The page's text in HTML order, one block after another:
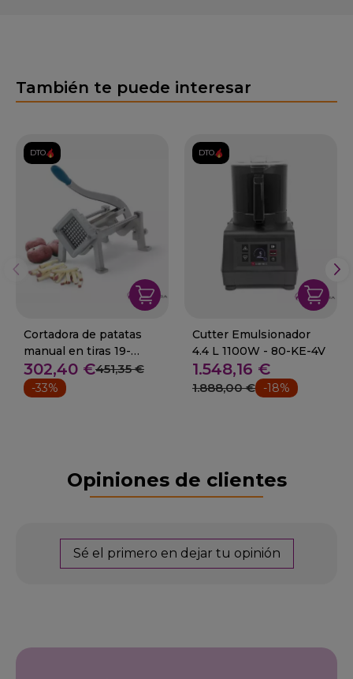
También te puede interesar
DTO.
Cortadora de patatas
manual en tiras 19-
47715
302,40 €451,35 €
-33%
DTO.
Cutter Emulsionador
4.4 L 1100W - 80-KE-4V
1.548,16 €
1.888,00 € -18%
Opiniones de clientes
Sé el primero en dejar tu opinión